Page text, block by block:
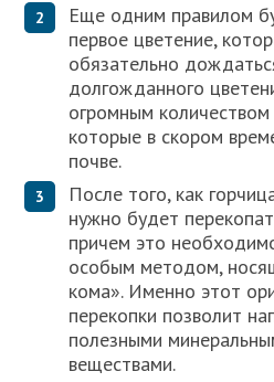
Еще одним правилом
первое цветение,
обязательно
долгожданного
огромным
которые в скором
почве.
После того, как
нужно будет
причем это
особым методом,
кома». Именно этот
перекопки позволит
полезными
веществами.